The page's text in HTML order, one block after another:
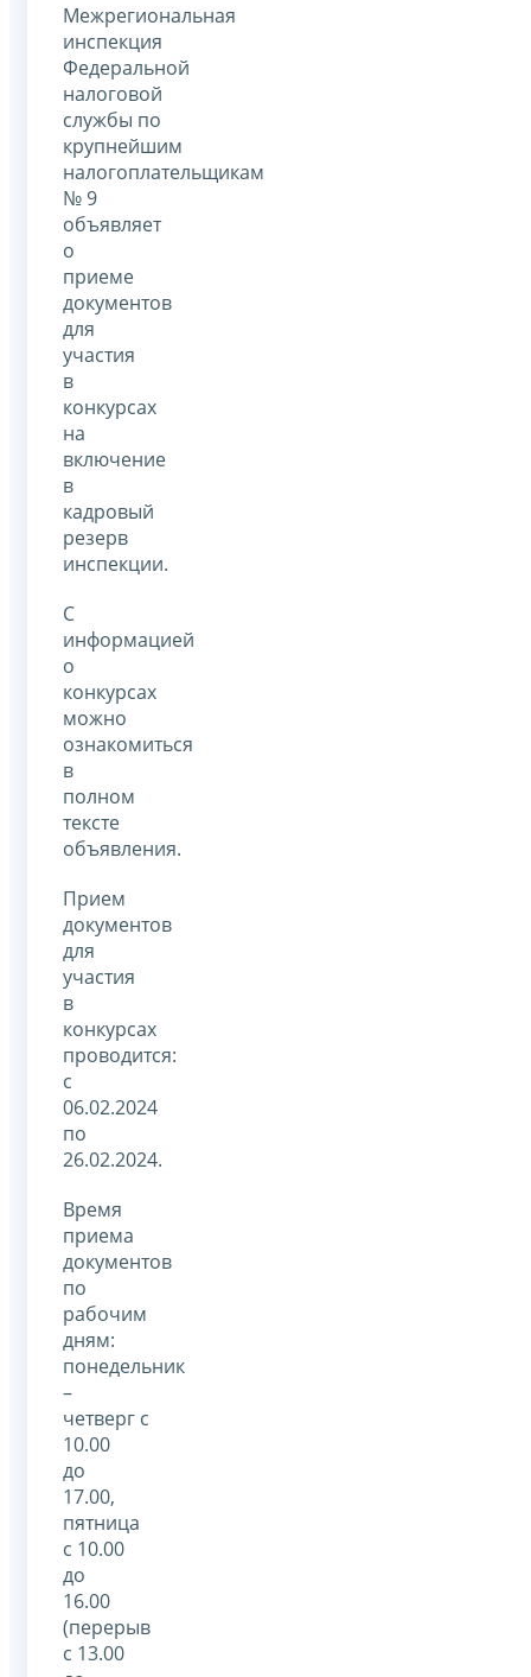
Межрегиональная
инспекция
Федеральной
налоговой
службы по
крупнейшим
налогоплательщикам
№ 9
объявляет
о
приеме
документов
для
участия
в
конкурсах
на
включение
в
кадровый
резерв
инспекции.
С
информацией
о
конкурсах
можно
ознакомиться
в
полном
тексте
объявления.
Прием
документов
для
участия
в
конкурсах
проводится:
с
06.02.2024
по
26.02.2024.
Время
приема
документов
по
рабочим
дням:
понедельник
–
четверг с
10.00
до
17.00,
пятница
с 10.00
до
16.00
(перерыв
с 13.00